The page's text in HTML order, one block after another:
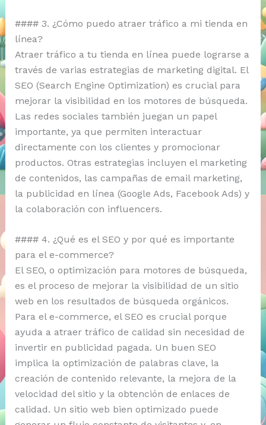
#### 3. ¿Cómo puedo atraer tráfico a mi tienda en
línea?
Atraer tráfico a tu tienda en línea puede lograrse a
través de varias estrategias de marketing digital. El
SEO (Search Engine Optimization) es crucial para
mejorar la visibilidad en los motores de búsqueda.
Las redes sociales también juegan un papel
importante, ya que permiten interactuar
directamente con los clientes y promocionar
productos. Otras estrategias incluyen el marketing
de contenidos, las campañas de email marketing,
la publicidad en línea (Google Ads, Facebook Ads) y
la colaboración con influencers.
#### 4. ¿Qué es el SEO y por qué es importante
para el e-commerce?
El SEO, o optimización para motores de búsqueda,
es el proceso de mejorar la visibilidad de un sitio
web en los resultados de búsqueda orgánicos.
Para el e-commerce, el SEO es crucial porque
ayuda a atraer tráfico de calidad sin necesidad de
invertir en publicidad pagada. Un buen SEO
implica la optimización de palabras clave, la
creación de contenido relevante, la mejora de la
velocidad del sitio y la obtención de enlaces de
calidad. Un sitio web bien optimizado puede